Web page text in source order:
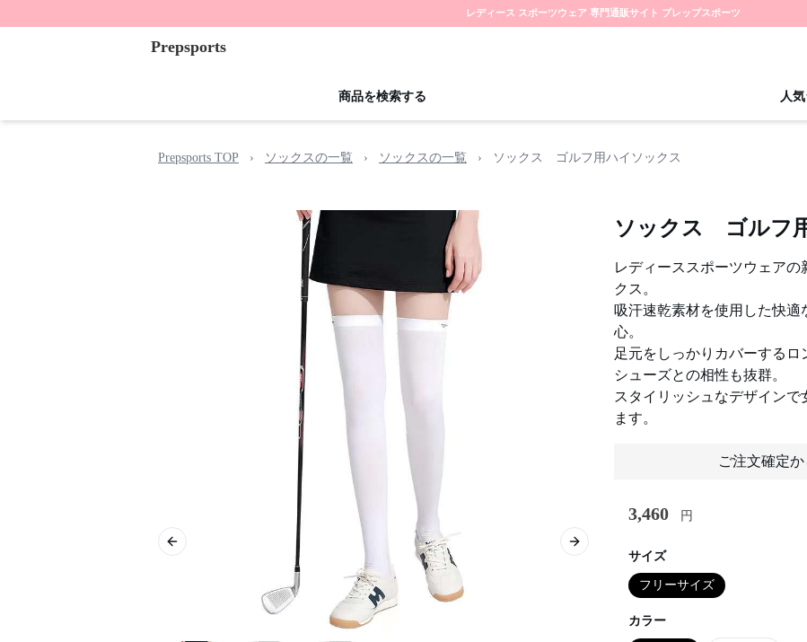
レディース スポーツウェア 専門通販サイト プレップスポーツ
Prepsports
商品を検索する 人
Prepsports TOP › ソックスの一覧 › ソックスの一覧 › ソックス ゴルフ用ハイソックス
Previous slide Next slide
ソックス ゴルフ
レディーススポーツウェア
クス。
吸汗速乾素材を使用した快
心。
足元をしっかりカバーする
シューズとの相性も抜群。
スタイリッシュなデザイン
ます。
ご注文確定
3,460 円
サイズ
フリーサイズ
カラー